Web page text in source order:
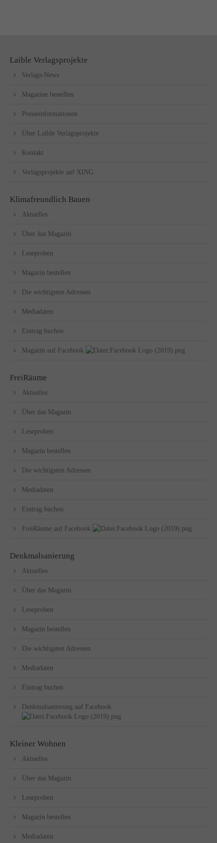
Laible Verlagsprojekte
Verlags-News
Magazine bestellen
Presseinformationen
Über Laible Verlagsprojekte
Kontakt
Verlagsprojekte auf XING
Klimafreundlich Bauen
Aktuelles
Über das Magazin
Leseproben
Magazin bestellen
Die wichtigsten Adressen
Mediadaten
Eintrag buchen
Magazin auf Facebook
FreiRäume
Aktuelles
Über das Magazin
Leseproben
Magazin bestellen
Die wichtigsten Adressen
Mediadaten
Eintrag buchen
FreiRäume auf Facebook
Denkmalsanierung
Aktuelles
Über das Magazin
Leseproben
Magazin bestellen
Die wichtigsten Adressen
Mediadaten
Eintrag buchen
Denkmalsanierung auf Facebook
Kleiner Wohnen
Aktuelles
Über das Magazin
Leseproben
Magazin bestellen
Mediadaten